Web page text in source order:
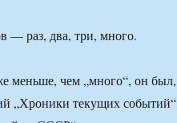
— раз, два, три, много.
меньше, чем „много“, он был,
„Хроники текущих